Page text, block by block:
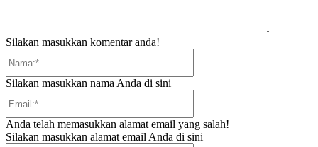
Silakan masukkan komentar anda!
Silakan masukkan nama Anda di sini
Anda telah memasukkan alamat email yang salah!
Silakan masukkan alamat email Anda di sini